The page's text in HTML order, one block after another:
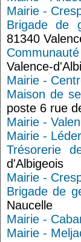
Mairie -
Brigade de
81340
Valence-
Mairie -
Maison de
poste 6 rue
Mairie -
Mairie -
Trésorerie
d'Albigeois
Mairie -
Brigade de
Naucelle
Mairie -
Mairie -